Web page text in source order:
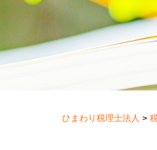
ひまわり税理士法人 >